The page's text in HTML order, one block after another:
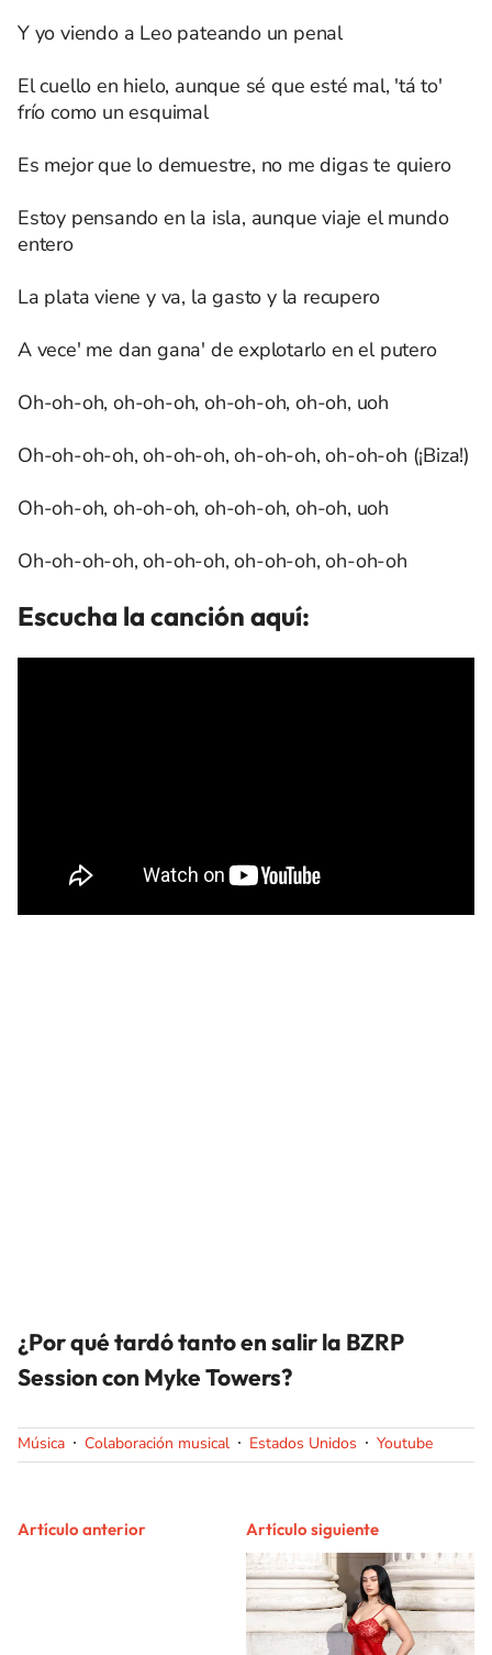
Y yo viendo a Leo pateando un penal
El cuello en hielo, aunque sé que esté mal, 'tá to'
frío como un esquimal
Es mejor que lo demuestre, no me digas te quiero
Estoy pensando en la isla, aunque viaje el mundo
entero
La plata viene y va, la gasto y la recupero
A vece' me dan gana' de explotarlo en el putero
Oh-oh-oh, oh-oh-oh, oh-oh-oh, oh-oh, uoh
Oh-oh-oh-oh, oh-oh-oh, oh-oh-oh, oh-oh-oh (¡Biza!)
Oh-oh-oh, oh-oh-oh, oh-oh-oh, oh-oh, uoh
Oh-oh-oh-oh, oh-oh-oh, oh-oh-oh, oh-oh-oh
Escucha la canción aquí:
Session con Myke Towers?